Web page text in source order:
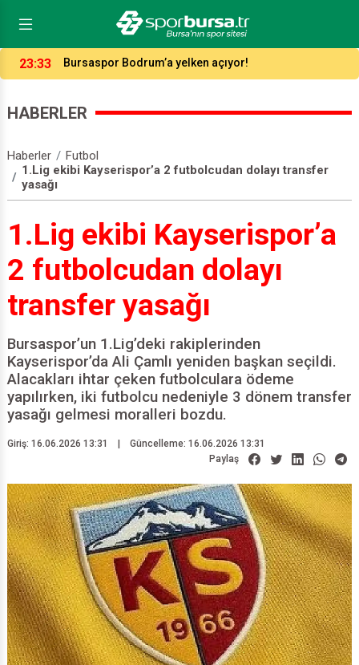
16:37 Bursaspor’un forma numaraları açıklandı
HABERLER
Haberler
Futbol
1.Lig ekibi Kayserispor’a 2 futbolcudan dolayı transfer
yasağı
1.Lig ekibi Kayserispor’a
2 futbolcudan dolayı
transfer yasağı
Bursaspor’un 1.Lig’deki rakiplerinden
Kayserispor’da Ali Çamlı yeniden başkan seçildi.
Alacakları ihtar çeken futbolculara ödeme
yapılırken, iki futbolcu nedeniyle 3 dönem transfer
yasağı gelmesi moralleri bozdu.
Giriş: 16.06.2026 13:31 |
Güncelleme: 16.06.2026 13:31
Paylaş